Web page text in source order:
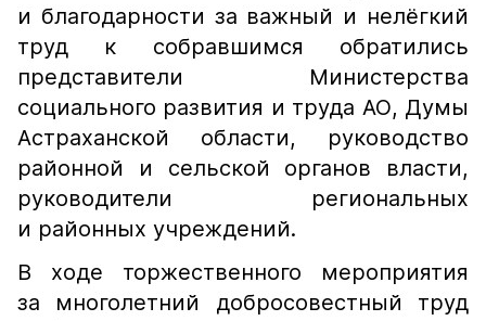
и благодарности за важный и нелёгкий
труд к собравшимся обратились
представители Министерства
социального развития и труда АО, Думы
Астраханской области, руководство
районной и сельской органов власти,
руководители региональных
и районных учреждений.
В ходе торжественного мероприятия
за многолетний добросовестный труд